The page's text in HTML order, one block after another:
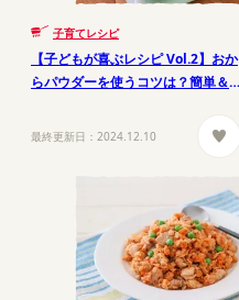
子育てレシピ
【子どもが喜ぶレシピ Vol.2】おか
らパウダーを使うコツは？簡単＆
最終更新日： 2024.12.10